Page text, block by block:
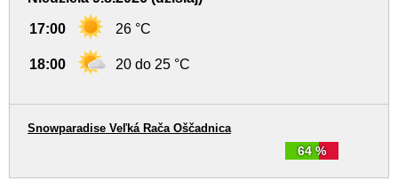
17:00 26 °C
18:00 20 do 25 °C
64 %
Snowparadise Veľká Rača Oščadnica